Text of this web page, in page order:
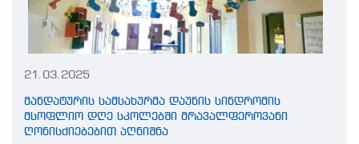
21.03.2025
მანდატურის სამსახურმა დაუნის სინდრომის
მსოფლიო დღე სკოლებში მრავალფეროვანი
ღონისძიებებით აღნიშნა